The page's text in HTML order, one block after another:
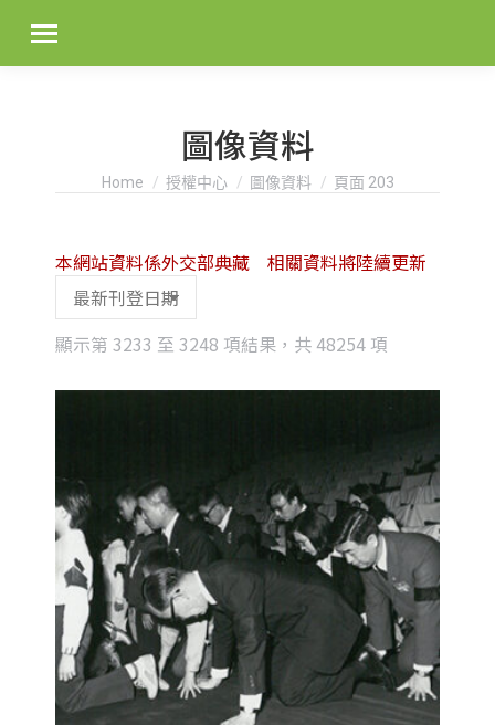
圖像資料
You are here:
Home 授權中心 圖像資料 頁面 203
顯示第 3233 至 3248 項結果，共 48254 項
latest
本網站資料係外交部典藏 相關資料將陸續更新